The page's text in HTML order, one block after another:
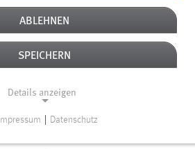
ABLEHNEN
SPEICHERN
Details anzeigen
Impressum Datenschutz